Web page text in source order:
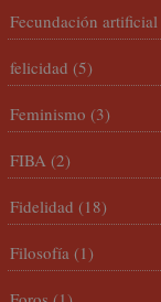
Fecundación artificial
felicidad (5)
Feminismo (3)
FIBA (2)
Fidelidad (18)
Filosofía (1)